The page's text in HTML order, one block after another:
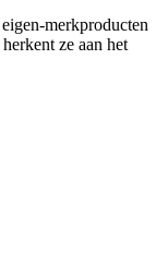
merkproducten
ze aan het